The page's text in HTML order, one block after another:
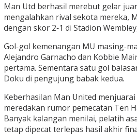
Man Utd berhasil merebut gelar
mengalahkan rival sekota mereka,
dengan skor 2-1 di Stadion
Gol-gol kemenangan MU masing-
Alejandro Garnacho dan Kobbie
pertama. Sementara satu gol
Doku di pengujung babak kedua.
Keberhasilan Man United menjuarai
meredakan rumor pemecatan Ten
Banyak kalangan menilai, pelatih
tetap dipecat terlepas hasil akhir